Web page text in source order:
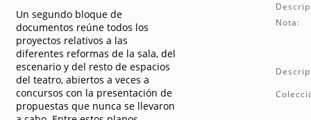
Un segundo bloque de
documentos reúne todos los
proyectos relativos a las
diferentes reformas de la sala, del
escenario y del resto de espacios
del teatro, abiertos a veces a
concursos con la presentación de
propuestas que nunca se llevaron
Nota: